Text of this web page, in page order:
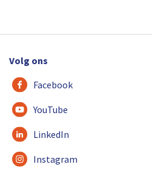
Volg ons
Facebook
YouTube
LinkedIn
Instagram